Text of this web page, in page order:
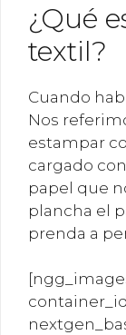
¿Qué
textil?
Cuando
Nos
estampar
cargado
papel que
plancha el
prenda a